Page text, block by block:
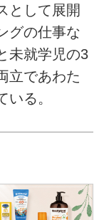
として展開
グの仕事な
未就学児の3
立であわた
る。